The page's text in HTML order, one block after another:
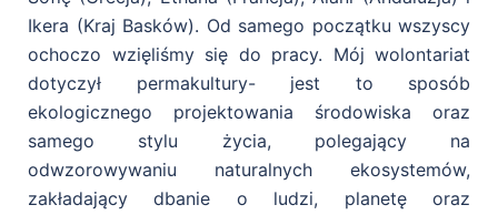
Ikera (Kraj Basków). Od samego początku wszyscy
ochoczo wzięliśmy się do pracy. Mój wolontariat
dotyczył permakultury- jest to sposób
ekologicznego projektowania środowiska oraz
samego stylu życia, polegający na
odwzorowywaniu naturalnych ekosystemów,
zakładający dbanie o ludzi, planetę oraz